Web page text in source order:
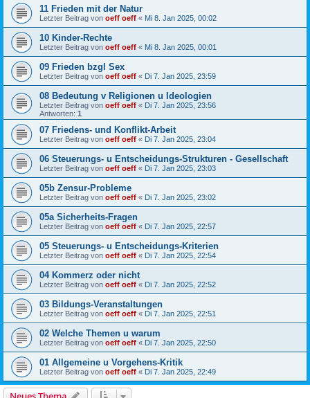
11 Frieden mit der Natur
Letzter Beitrag von oeff oeff « Mi 8. Jan 2025, 00:02
10 Kinder-Rechte
Letzter Beitrag von oeff oeff « Mi 8. Jan 2025, 00:01
09 Frieden bzgl Sex
Letzter Beitrag von oeff oeff « Di 7. Jan 2025, 23:59
08 Bedeutung v Religionen u Ideologien
Letzter Beitrag von oeff oeff « Di 7. Jan 2025, 23:56
Antworten: 1
07 Friedens- und Konflikt-Arbeit
Letzter Beitrag von oeff oeff « Di 7. Jan 2025, 23:04
06 Steuerungs- u Entscheidungs-Strukturen - Gesellschaft
Letzter Beitrag von oeff oeff « Di 7. Jan 2025, 23:03
05b Zensur-Probleme
Letzter Beitrag von oeff oeff « Di 7. Jan 2025, 23:02
05a Sicherheits-Fragen
Letzter Beitrag von oeff oeff « Di 7. Jan 2025, 22:57
05 Steuerungs- u Entscheidungs-Kriterien
Letzter Beitrag von oeff oeff « Di 7. Jan 2025, 22:54
04 Kommerz oder nicht
Letzter Beitrag von oeff oeff « Di 7. Jan 2025, 22:52
03 Bildungs-Veranstaltungen
Letzter Beitrag von oeff oeff « Di 7. Jan 2025, 22:51
02 Welche Themen u warum
Letzter Beitrag von oeff oeff « Di 7. Jan 2025, 22:50
01 Allgemeine u Vorgehens-Kritik
Letzter Beitrag von oeff oeff « Di 7. Jan 2025, 22:49